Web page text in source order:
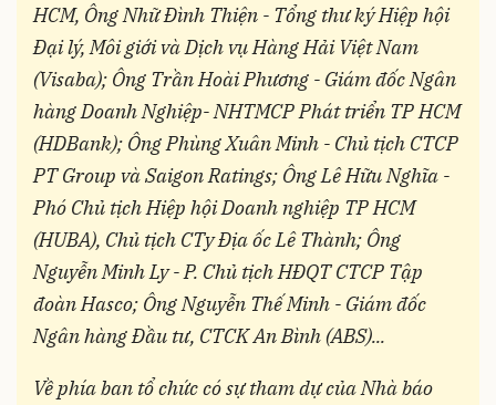
HCM, Ông Nhữ Đình Thiện - Tổng thư ký Hiệp hội
Đại lý, Môi giới và Dịch vụ Hàng Hải Việt Nam
(Visaba); Ông Trần Hoài Phương - Giám đốc Ngân
hàng Doanh Nghiệp- NHTMCP Phát triển TP HCM
(HDBank); Ông Phùng Xuân Minh - Chủ tịch CTCP
PT Group và Saigon Ratings; Ông Lê Hữu Nghĩa -
Phó Chủ tịch Hiệp hội Doanh nghiệp TP HCM
(HUBA), Chủ tịch CTy Địa ốc Lê Thành; Ông
Nguyễn Minh Ly - P. Chủ tịch HĐQT CTCP Tập
đoàn Hasco; Ông Nguyễn Thế Minh - Giám đốc
Ngân hàng Đầu tư, CTCK An Bình (ABS)...
Về phía ban tổ chức có sự tham dự của Nhà báo